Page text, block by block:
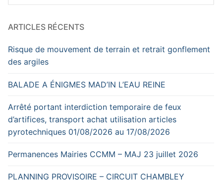
:
ARTICLES RÉCENTS
Risque de mouvement de terrain et retrait gonflement
des argiles
BALADE A ÉNIGMES MAD’IN L’EAU REINE
Arrêté portant interdiction temporaire de feux
d’artifices, transport achat utilisation articles
pyrotechniques 01/08/2026 au 17/08/2026
Permanences Mairies CCMM – MAJ 23 juillet 2026
PLANNING PROVISOIRE – CIRCUIT CHAMBLEY